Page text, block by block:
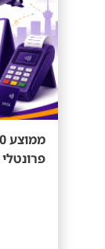
פרונטלי